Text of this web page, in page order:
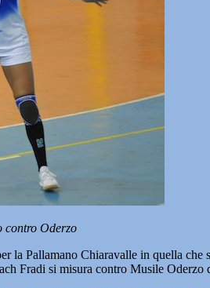
contro Oderzo
Pallamano Chiaravalle in quella che
Fradi si misura contro Musile